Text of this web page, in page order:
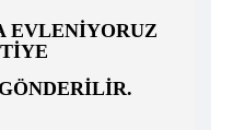
EVLENIYORUZ